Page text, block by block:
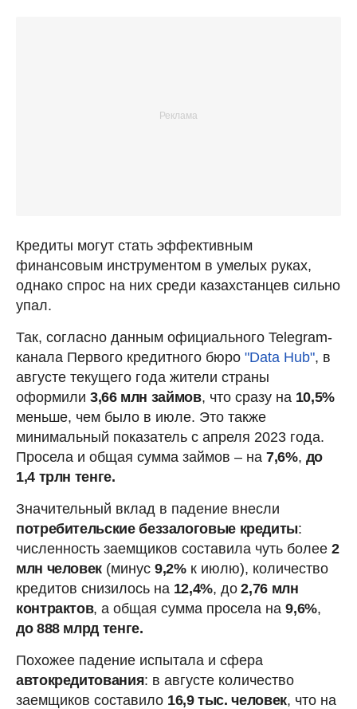
Кредиты могут стать эффективным
финансовым инструментом в умелых руках,
однако спрос на них среди казахстанцев сильно
упал.
Так, согласно данным официального Telegram-
канала Первого кредитного бюро "Data Hub", в
августе текущего года жители страны
оформили 3,66 млн займов, что сразу на 10,5%
меньше, чем было в июле. Это также
минимальный показатель с апреля 2023 года.
Просела и общая сумма займов – на 7,6%, до
1,4 трлн тенге.
Значительный вклад в падение внесли
потребительские беззалоговые кредиты:
численность заемщиков составила чуть более 2
млн человек (минус9,2%к июлю), количество
кредитов снизилось на 12,4%, до2,76 млн
контрактов, а общая сумма просела на9,6%,
до 888 млрд тенге.
Похожее падение испытала и сфера
автокредитования: в августе количество
заемщиков составило 16,9 тыс. человек, что на